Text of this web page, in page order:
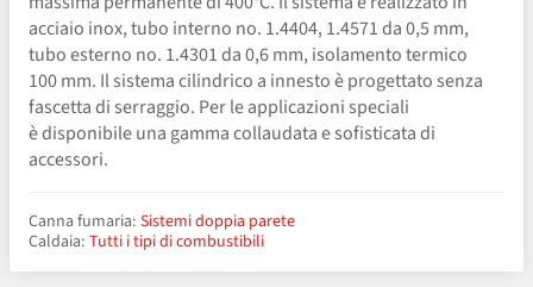
acciaio inox, tubo interno no. 1.4404, 1.4571 da 0,5 mm,
tubo esterno no. 1.4301 da 0,6 mm, isolamento termico
100 mm. Il sistema cilindrico a innesto è progettato senza
fascetta di serraggio. Per le applicazioni speciali
è disponibile una gamma collaudata e sofisticata di
accessori.
Canna fumaria: Sistemi doppia parete
Caldaia: Tutti i tipi di combustibili